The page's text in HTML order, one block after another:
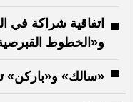
اتفاقية شراكة في
و«الخطوط
«سالك» و«باركن»